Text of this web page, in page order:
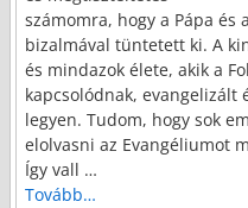
számomra, hogy a Pápa és
bizalmával tüntetett ki. A
és mindazok élete, akik a
kapcsolódnak, evangelizált
legyen. Tudom, hogy sok
elolvasni az Evangéliumot
Így vall …
Tovább…